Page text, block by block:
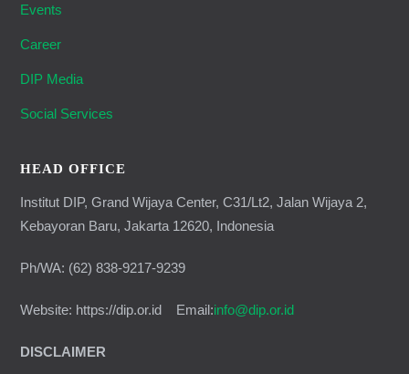
Events
Career
DIP Media
Social Services
HEAD OFFICE
Institut DIP, Grand Wijaya Center, C31/Lt2, Jalan Wijaya 2,
Kebayoran Baru, Jakarta 12620, Indonesia
Ph/WA: (62) 838-9217-9239
Website: https://dip.or.id Email:info@dip.or.id
DISCLAIMER